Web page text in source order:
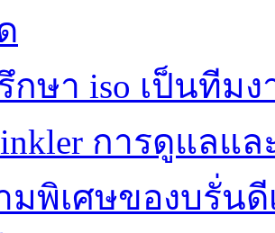
กษา iso เป็นทีม
การดูแลแ
มพิเศษของบรั่นดี